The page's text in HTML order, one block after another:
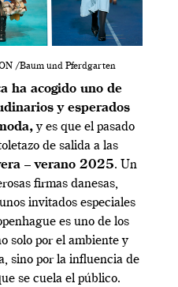
/Baum und Pferdgarten
ha acogido uno de
y esperados
y es que el pasado
de salida a las
– verano 2025. Un
firmas danesas,
invitados especiales
es uno de los
solo por el ambiente y
sino por la influencia de
se cuela el público.